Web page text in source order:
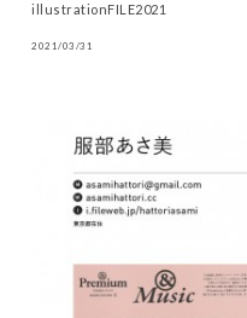
illustrationFILE2021
2021/03/31